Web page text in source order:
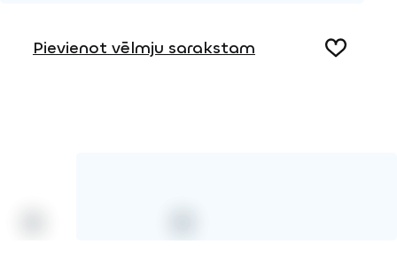
Pievienot vēlmju sarakstam